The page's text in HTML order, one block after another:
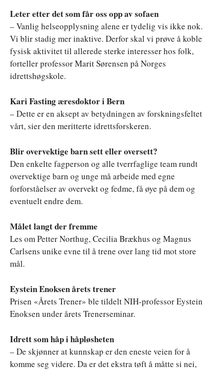
Leter etter det som får oss opp av sofaen
– Vanlig helseopplysning alene er tydelig vis ikke nok.
Vi blir stadig mer inaktive. Derfor skal vi prøve å koble
fysisk aktivitet til allerede sterke interesser hos folk,
forteller professor Marit Sørensen på Norges
idrettshøgskole.
Kari Fasting æresdoktor i Bern
– Dette er en aksept av betydningen av forskningsfeltet
vårt, sier den meritterte idrettsforskeren.
Blir overvektige barn sett eller oversett?
Den enkelte fagperson og alle tverrfaglige team rundt
overvektige barn og unge må arbeide med egne
forforståelser av overvekt og fedme, få øye på dem og
eventuelt endre dem.
Målet langt der fremme
Les om Petter Northug, Cecilia Brækhus og Magnus
Carlsens unike evne til å trene over lang tid mot store
mål.
Eystein Enoksen årets trener
Prisen «Årets Trener» ble tildelt NIH-professor Eystein
Enoksen under årets Trenerseminar.
Idrett som håp i håpløsheten
– De skjønner at kunnskap er den eneste veien for å
komme seg videre. Da er det ekstra tøft å måtte si nei,